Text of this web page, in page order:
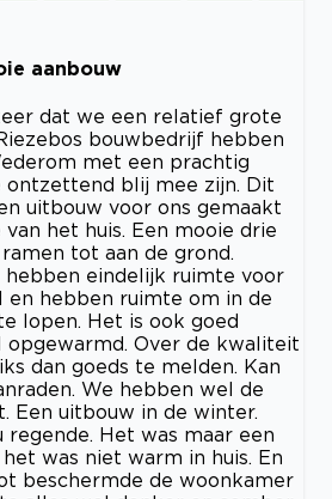
aanbouw
dat we een relatief grote
bouwbedrijf hebben
met een prachtig
ontzettend blij mee zijn. Dit
uitbouw voor ons gemaakt
het huis. Een mooie drie
tot aan de grond.
hebben eindelijk ruimte voor
hebben ruimte om in de
lopen. Het is ook goed
opgewarmd. Over de kwaliteit
dan goeds te melden. Kan
We hebben wel de
Een uitbouw in de winter.
Het was maar een
was niet warm in huis. En
beschermde de woonkamer